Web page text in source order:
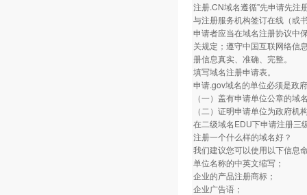
注册.CN域名遵循"先申请先注
与注册服务机构签订在线（或
申请者应当在域名注册协议中
关规定；遵守中国互联网络信
册信息真实、准确、完整。
填写域名注册申请表。
申请.gov域名的单位必须是政
（一）盖有申请单位公章的域
（二）证明申请单位为政府机
在二级域名EDU下申请注册三
注册一个什么样的域名好？
我们建议您可以使用以下信息
单位名称的中英文缩写；
企业的产品注册商标；
企业广告语；